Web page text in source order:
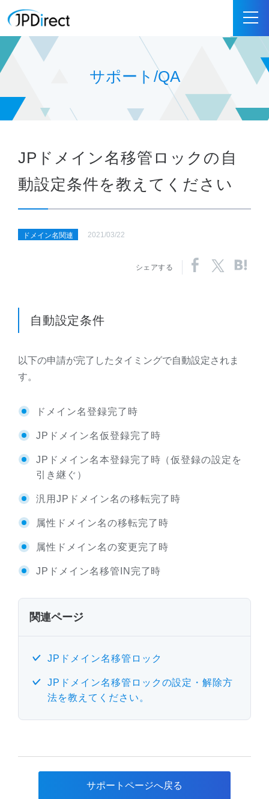
サポート/QA
JPドメイン名移管ロックの自
動設定条件を教えてください
ドメイン名関連 2021/03/22
シェアする
自動設定条件
以下の申請が完了したタイミングで自動設定されま
す。
ドメイン名登録完了時
JPドメイン名仮登録完了時
JPドメイン名本登録完了時（仮登録の設定を
引き継ぐ）
汎用JPドメイン名の移転完了時
属性ドメイン名の移転完了時
属性ドメイン名の変更完了時
JPドメイン名移管IN完了時
関連ページ
JPドメイン名移管ロック
JPドメイン名移管ロックの設定・解除方
法を教えてください。
サポートページへ戻る